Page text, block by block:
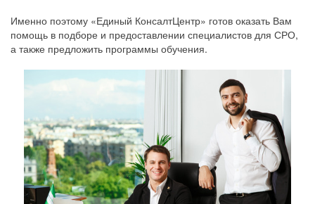
Именно поэтому «Единый КонсалтЦентр» готов оказать Вам
помощь в подборе и предоставлении специалистов для СРО,
а также предложить программы обучения.